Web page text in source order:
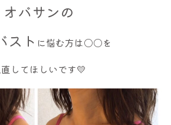
オバサンの
スト に悩む方は〇〇を
直してほしいです💛